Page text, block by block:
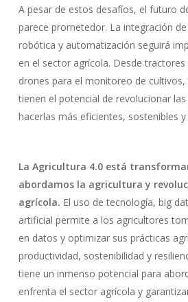
No hay productos
Go To
A pesar de estos desafíos, el futuro
parece prometedor. La integración
robótica y automatización seguirá
en el sector agrícola. Desde
drones para el monitoreo de
tienen el potencial de revolucionar
hacerlas más eficientes, sostenibles
La Agricultura 4.0 está
abordamos la agricultura y
agrícola. El uso de tecnología, big
artificial permite a los agricultores
en datos y optimizar sus prácticas
productividad, sostenibilidad y
tiene un inmenso potencial para
enfrenta el sector agrícola y